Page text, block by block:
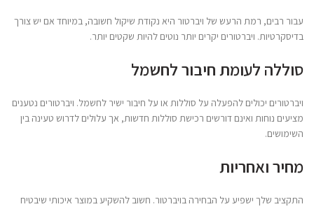
עבור רבים, רמת הרעש של ויברטור היא נקודת שיקול חשובה, במיוחד אם יש צורך
בדיסקרטיות. ויברטורים יקרים יותר נוטים להיות שקטים יותר.
סוללה לעומת חיבור לחשמל
ויברטורים יכולים להפעלה על סוללות או על חיבור ישיר לחשמל. ויברטורים נטענים
מציעים נוחות ואינם דורשים רכישת סוללות חדשות, אך עלולים לדרוש טעינה בין
השימושים.
מחיר ואחריות
התקציב שלך ישפיע על הבחירה בויברטור. חשוב להשקיע במוצר איכותי שיבטיח